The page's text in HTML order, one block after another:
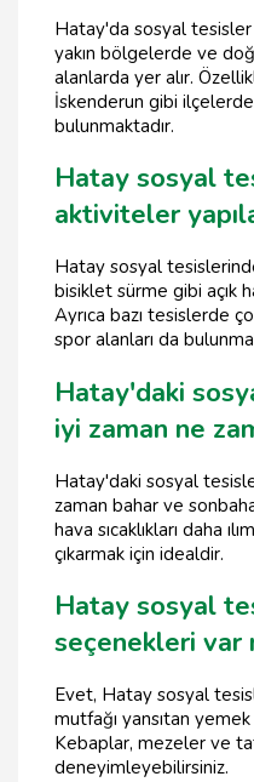
Hatay'da sosyal
yakın bölgelerde ve
alanlarda yer alır.
İskenderun gibi
bulunmaktadır.
Hatay sosyal
aktiviteler
Hatay sosyal
bisiklet sürme gibi açık
Ayrıca bazı tesislerde
spor alanları da
Hatay'daki
iyi zaman ne
Hatay'daki sosyal
zaman bahar ve
hava sıcaklıkları daha
çıkarmak için idealdir.
Hatay sosyal
seçenekleri var
Evet, Hatay sosyal
mutfağı yansıtan
Kebaplar, mezeler ve
deneyimleyebilirsiniz.